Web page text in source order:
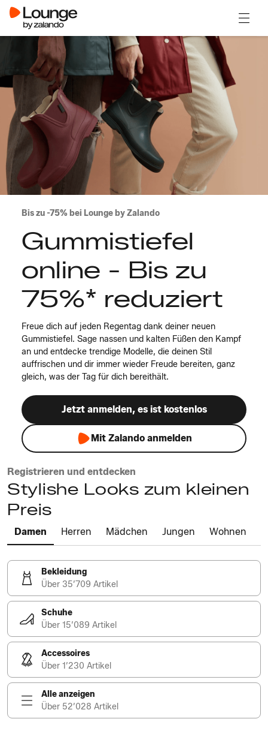
Bis zu -75% bei Lounge by Zalando
Gummistiefel
online - Bis zu
75%* reduziert
Freue dich auf jeden Regentag dank deiner neuen
Gummistiefel. Sage nassen und kalten Füßen den Kampf
an und entdecke trendige Modelle, die deinen Stil
auffrischen und dir immer wieder Freude bereiten, ganz
gleich, was der Tag für dich bereithält.
Jetzt anmelden, es ist kostenlos
Mit Zalando anmelden
Registrieren und entdecken
Stylishe Looks zum kleinen
Preis
Damen Herren Mädchen Jungen Wohnen
Bekleidung
Über 35’709 Artikel
Schuhe
Über 15’089 Artikel
Accessoires
Über 1’230 Artikel
Alle anzeigen
Über 52’028 Artikel